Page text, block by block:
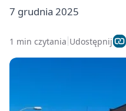
7 grudnia 2025
1 min czytania Udostępnij